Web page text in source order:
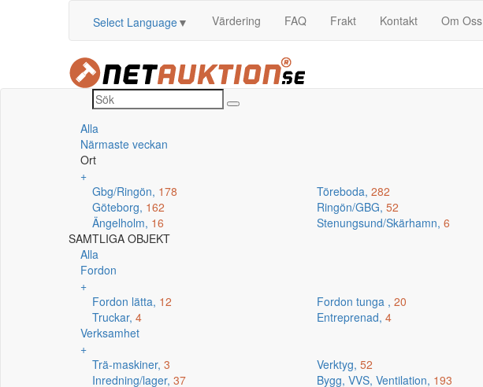
Select Language▼ Värdering FAQ Frakt Kontakt Om Oss
Alla
Närmaste veckan
Ort
+
Gbg/Ringön, 178 Töreboda, 282
Göteborg, 162 Ringön/GBG, 52
Ängelholm, 16 Stenungsund/Skärhamn, 6
SAMTLIGA OBJEKT
Alla
Fordon
+
Fordon lätta, 12 Fordon tunga , 20
Truckar, 4 Entreprenad, 4
Verksamhet
+
Trä-maskiner, 3 Verktyg, 52
Inredning/lager, 37 Bygg, VVS, Ventilation, 193